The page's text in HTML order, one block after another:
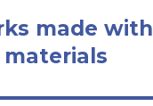
made with